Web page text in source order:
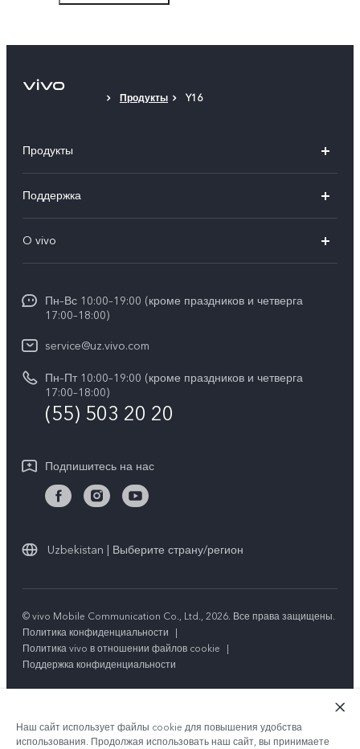
Продукты Y16
Продукты
Y29
Поддержка
Сервисные центры
IMEI аутентификация
Обновление системы
Инструкции по гарантии vivo
O vivo
Пресс Центр
Карьера в vivo
Юридическая информация
О нас
Стабильность
Пн–Вс 10:00–19:00 (кроме праздников и четверга
17:00–18:00)
service@uz.vivo.com
Пн–Пт 10:00–19:00 (кроме праздников и четверга
17:00–18:00)
(55) 503 20 20
Подпишитесь на нас
Uzbekistan | Выберите страну/регион
© vivo Mobile Communication Co., Ltd., 2026. Все права защищены.
Политика конфиденциальности
|
Политика vivo в отношении файлов cookie
|
Поддержка конфиденциальности
Наш сайт использует файлы cookie для повышения удобства
использования. Продолжая использовать наш сайт, вы принимаете